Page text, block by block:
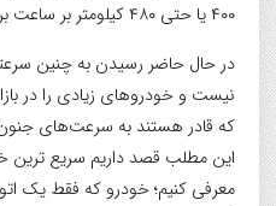
۴۰۰ یا حتی ۴۸۰ کیلومتر بر ساعت برایشان شبیه به یک شوخی است.
در حال حاضر رسیدن به چنین
نیست و خودروهای زیادی را در
که قادر هستند به سرعت‌های
این مطلب قصد داریم سریع ترین
معرفی کنیم؛ خودرو که فقط یک